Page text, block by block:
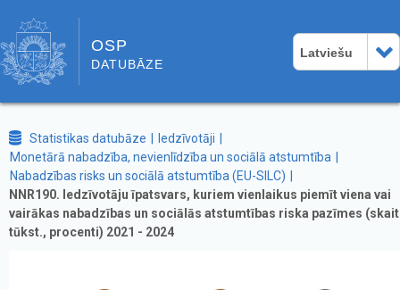
OSP
DATUBĀZE
Latviešu
Statistikas datubāze
Iedzīvotāji
Monetārā nabadzība, nevienlīdzība un sociālā atstumtība
Nabadzības risks un sociālā atstumtība (EU-SILC)
NNR190. Iedzīvotāju īpatsvars, kuriem vienlaikus piemīt viena vai
vairākas nabadzības un sociālās atstumtības riska pazīmes
tūkst., procenti) 2021 - 2024